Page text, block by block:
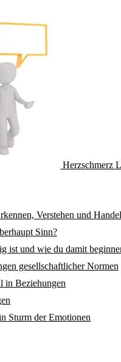
Herzschmerz
Verstehen und
Sinn?
ist und wie du damit
gesellschaftlicher Normen
in Beziehungen
Sturm der Emotionen